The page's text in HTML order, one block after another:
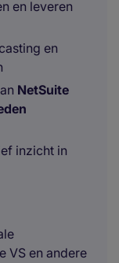
en leveren
en
NetSuite
inzicht in
VS en andere